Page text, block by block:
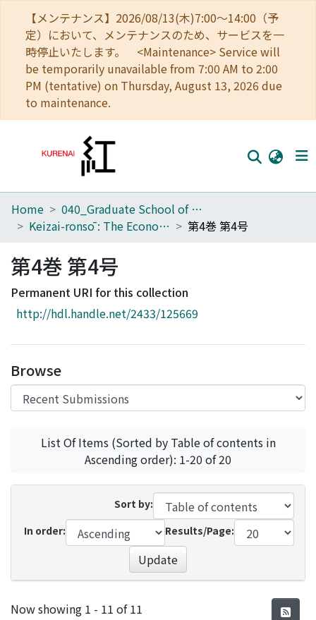
【メンテナンス】2026/08/13(木)7:00～14:00（予
定）において、メンテナンスのため、サービスを一
時停止いたします。 <Maintenance> Service will
be temporarily unavailable from 7:00 AM to 2:00
PM (tentative) on Thursday, August 13, 2026 due
to maintenance.
Home
Browse
Download Ranking
Access Statistics
Home
040_Graduate School of Economics
Keizai-ronsō : The Economic Review
第4巻 第4号
第4巻 第4号
Permanent URI for this collection
http://hdl.handle.net/2433/125669
Browse
List Of Items (Sorted by Table of contents in
Ascending order): 1-20 of 20
Sort by:
In order:
Results/Page:
Update
Recent Submissions
Now showing 1 - 11 of 11